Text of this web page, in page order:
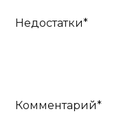
Недостатки*
Комментарий*